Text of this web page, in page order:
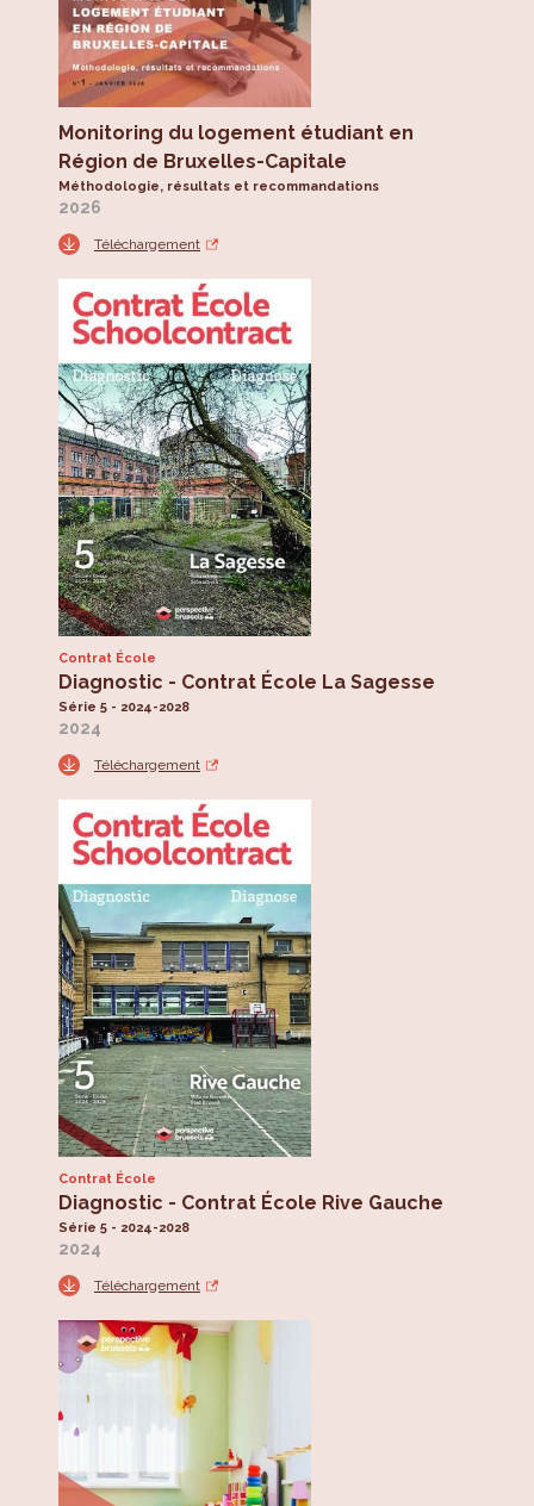
Monitoring du logement étudiant en
Région de Bruxelles-Capitale
Méthodologie, résultats et recommandations
2026
Téléchargement
Contrat École
Diagnostic - Contrat École La Sagesse
Série 5 - 2024-2028
2024
Téléchargement
Contrat École
Diagnostic - Contrat École Rive Gauche
Série 5 - 2024-2028
2024
Téléchargement